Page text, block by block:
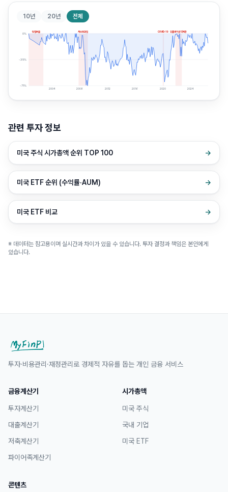
10년 20년 전체
닷컴버블 서브프라임 COVID-19 인플레이션 약세장
0%
-35%
-71%
2004 2008 2012 2016 2020 2024
관련 투자 정보
미국 주식 시가총액 순위 TOP 100 →
미국 ETF 순위 (수익률·AUM) →
미국 ETF 비교 →
※ 데이터는 참고용이며 실시간과 차이가 있을 수 있습니다. 투자 결정과 책임은 본인에게
있습니다.
투자·비용관리·재정관리로 경제적 자유를 돕는 개인 금융 서비스
금융계산기
투자계산기
대출계산기
저축계산기
파이어족계산기
시가총액
미국 주식
국내 기업
미국 ETF
콘텐츠